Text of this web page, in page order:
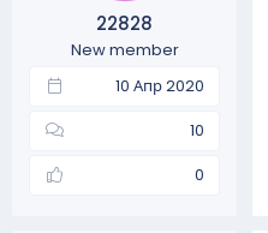
22828
New member
10 Апр 2020
10
0